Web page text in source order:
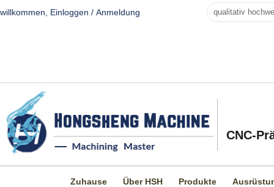
willkommen, Einloggen / Anmeldung
CNC-
Zuhause Über HSH Produkte